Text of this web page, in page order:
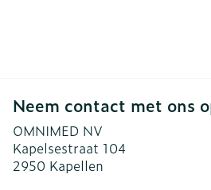
Neem contact met ons
OMNIMED NV
Kapelsestraat 104
2950 Kapellen